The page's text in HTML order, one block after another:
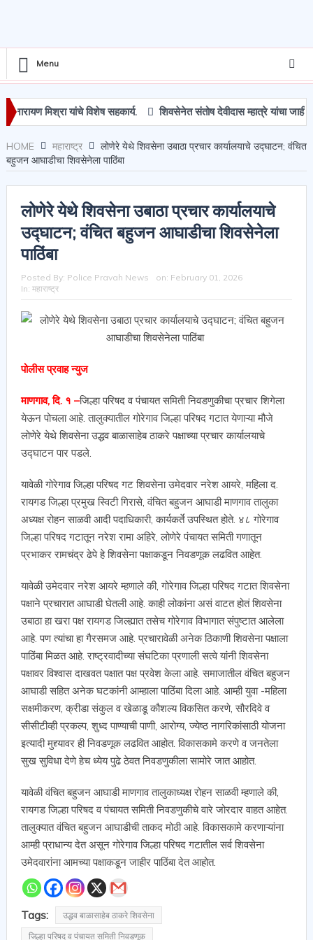
Menu
यांचे विशेष सहकार्य. शिवसेनेत संतोष देवीदास म्हात्रे यांचा जाहीर प्रवेश;
HOME महाराष्ट्र
लोणेरे येथे शिवसेना उबाठा प्रचार कार्यालयाचे उद्घाटन; वंचित
बहुजन आघाडीचा शिवसेनेला पाठिंबा
लोणेरे येथे शिवसेना उबाठा प्रचार कार्यालयाचे
उद्घाटन; वंचित बहुजन आघाडीचा शिवसेनेला
पाठिंबा
Posted By: Police Pravah News on: February 01, 2026
In: महाराष्ट्र
पोलीस प्रवाह न्युज
माणगाव, दि. १ –जिल्हा परिषद व पंचायत समिती निवडणुकीचा प्रचार शिगेला
येऊन पोचला आहे. तालुक्यातील गोरेगाव जिल्हा परिषद गटात येणाऱ्या मौजे
लोणेरे येथे शिवसेना उद्धव बाळासाहेब ठाकरे पक्षाच्या प्रचार कार्यालयाचे
उद्घाटन पार पडले.
यावेळी गोरेगाव जिल्हा परिषद गट शिवसेना उमेदवार नरेश आयरे, महिला द.
रायगड जिल्हा प्रमुख स्विटी गिरासे, वंचित बहुजन आघाडी माणगाव तालुका
अध्यक्ष रोहन साळवी आदी पदाधिकारी, कार्यकर्ते उपस्थित होते. ४८ गोरेगाव
जिल्हा परिषद गटातून नरेश रामा अहिरे, लोणेरे पंचायत समिती गणातून
प्रभाकर रामचंद्र ढेपे हे शिवसेना पक्षाकडून निवडणूक लढवित आहेत.
यावेळी उमेदवार नरेश आयरे म्हणाले की, गोरेगाव जिल्हा परिषद गटात शिवसेना
पक्षाने प्रचारात आघाडी घेतली आहे. काही लोकांना असं वाटत होतं शिवसेना
उबाठा हा खरा पक्ष रायगड जिल्ह्यात तसेच गोरेगाव विभागात संपुष्टात आलेला
आहे. पण त्यांचा हा गैरसमज आहे. प्रचारावेळी अनेक ठिकाणी शिवसेना पक्षाला
पाठिंबा मिळत आहे. राष्ट्रवादीच्या संघटिका प्रणाली सत्वे यांनी शिवसेना
पक्षावर विश्वास दाखवत पक्षात पक्ष प्रवेश केला आहे. समाजातील वंचित बहुजन
आघाडी सहित अनेक घटकांनी आम्हाला पाठिंबा दिला आहे. आम्ही युवा -महिला
सक्षमीकरण, क्रीडा संकुल व खेळाडू कौशल्य विकसित करणे, सौरदिवे व
सीसीटीव्ही प्रकल्प, शुध्द पाण्याची पाणी, आरोग्य, ज्येष्ठ नागरिकांसाठी योजना
इत्यादी मुद्द्यावर ही निवडणूक लढवित आहोत. विकासकामे करणे व जनतेला
सुख सुविधा देणे हेच ध्येय पुढे ठेवत निवडणुकीला सामोरे जात आहोत.
यावेळी वंचित बहुजन आघाडी माणगाव तालुकाध्यक्ष रोहन साळवी म्हणाले की,
रायगड जिल्हा परिषद व पंचायत समिती निवडणुकीचे वारे जोरदार वाहत आहेत.
तालुक्यात वंचित बहुजन आघाडीची ताकद मोठी आहे. विकासकामे करणाऱ्यांना
आम्ही प्राधान्य देत असून गोरेगाव जिल्हा परिषद गटातील सर्व शिवसेना
उमेदवारांना आमच्या पक्षाकडून जाहीर पाठिंबा देत आहोत.
Tags:
उद्धव बाळासाहेब ठाकरे शिवसेना
जिल्हा परिषद व पंचायत समिती निवडणूक